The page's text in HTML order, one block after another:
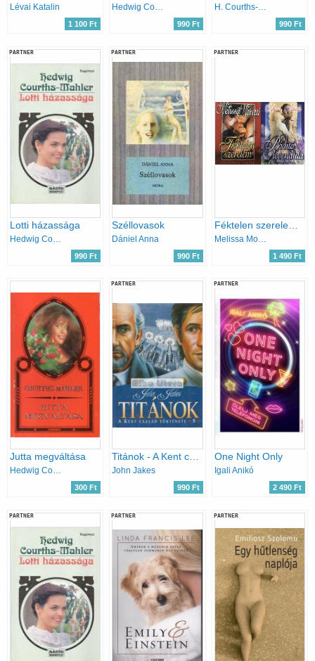
Lévai Katalin
1 100 Ft
Hedwig Courths-Mahler
990 Ft
H. Courths-Mahler
990 Ft
PARTNER
Lotti házassága
990 Ft
PARTNER
Széllovasok
Dániel Anna
990 Ft
PARTNER
Féktelen szerelem + Bódító levendula (2 kötet)
Melissa Moretti
1 490 Ft
Jutta megváltása
Hedwig Courts-Mahler
300 Ft
PARTNER
Titánok - A Kent család története 5.
John Jakes
990 Ft
PARTNER
One Night Only
Igali Anikó
2 490 Ft
PARTNER PARTNER PARTNER